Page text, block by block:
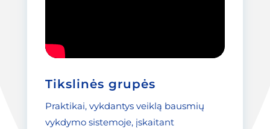
Tikslinės grupės
Praktikai, vykdantys veiklą bausmių
vykdymo sistemoje, įskaitant